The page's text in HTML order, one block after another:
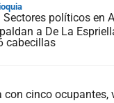
Sectores políticos en
a De La
cabecillas
con cinco ocupantes,